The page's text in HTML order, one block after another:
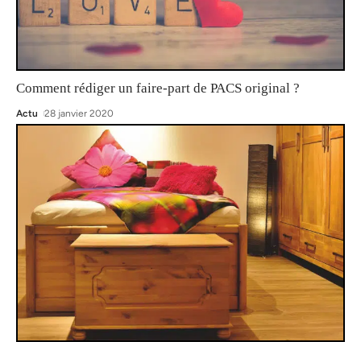
Comment rédiger un faire-part de PACS original ?
Actu 28 janvier 2020